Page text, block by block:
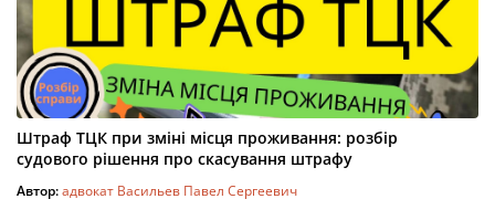
Штраф ТЦК при зміні місця проживання: розбір
судового рішення про скасування штрафу
Автор:адвокат Васильев Павел Сергеевич